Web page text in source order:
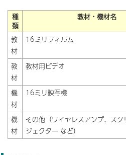
種
類
教材・機材名
教
材
16ミリフィルム
教
材
教材用ビデオ
機
材
16ミリ映写機
機
材
その他（ワイヤレスアンプ、スク
ジェクター など）